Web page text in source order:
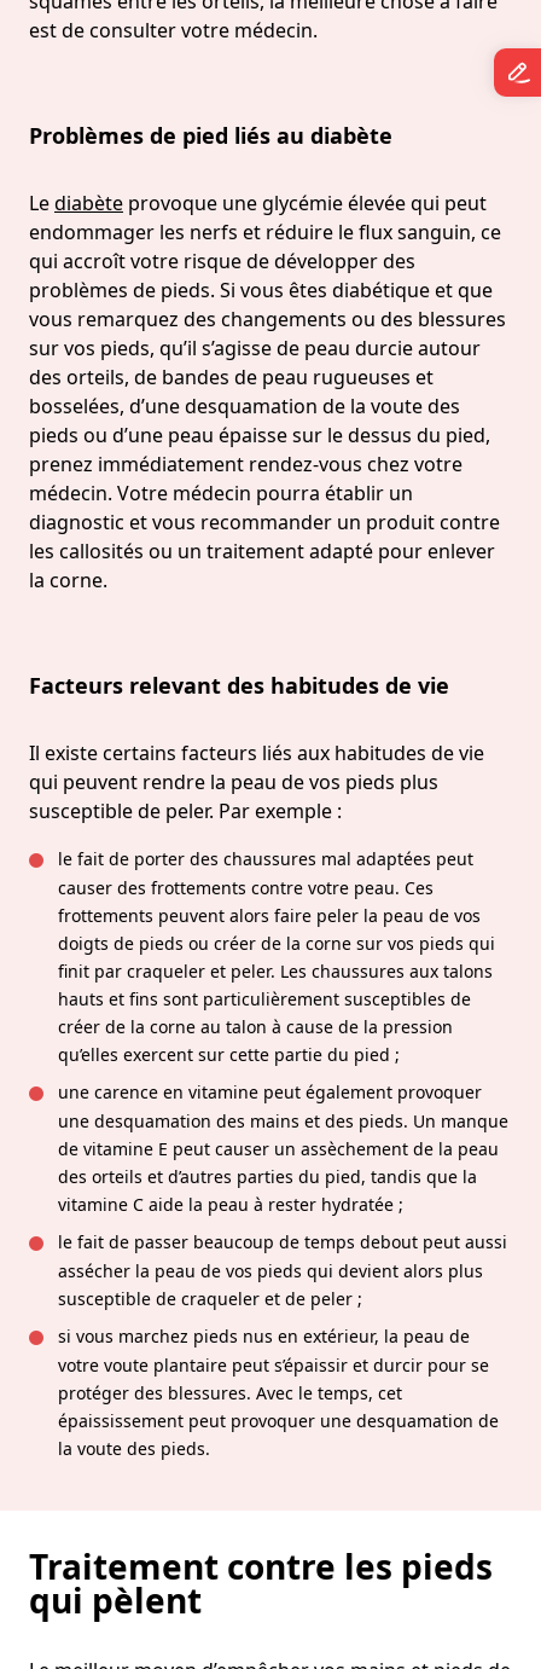
est de consulter votre médecin.
Problèmes de pied liés au diabète
Lediabète provoque une glycémie élevée qui peut
endommager les nerfs et réduire le flux sanguin, ce
qui accroît votre risque de développer des
problèmes de pieds. Si vous êtes diabétique et que
vous remarquez des changements ou des blessures
sur vos pieds, qu’il s’agisse de peau durcie autour
des orteils, de bandes de peau rugueuses et
bosselées, d’une desquamation de la voute des
pieds ou d’une peau épaisse sur le dessus du pied,
prenez immédiatement rendez-vous chez votre
médecin. Votre médecin pourra établir un
diagnostic et vous recommander un produit contre
les callosités ou un traitement adapté pour enlever
la corne.
Facteurs relevant des habitudes de vie
Il existe certains facteurs liés aux habitudes de vie
qui peuvent rendre la peau de vos pieds plus
susceptible de peler. Par exemple :
le fait de porter des chaussures mal adaptées peut
causer des frottements contre votre peau. Ces
frottements peuvent alors faire peler la peau de vos
doigts de pieds ou créer de la corne sur vos pieds qui
finit par craqueler et peler. Les chaussures aux talons
hauts et fins sont particulièrement susceptibles de
créer de la corne au talon à cause de la pression
qu’elles exercent sur cette partie du pied ;
une carence en vitamine peut également provoquer
une desquamation des mains et des pieds. Un manque
de vitamine E peut causer un assèchement de la peau
des orteils et d’autres parties du pied, tandis que la
vitamine C aide la peau à rester hydratée ;
le fait de passer beaucoup de temps debout peut aussi
assécher la peau de vos pieds qui devient alors plus
susceptible de craqueler et de peler ;
si vous marchez pieds nus en extérieur, la peau de
votre voute plantaire peut s’épaissir et durcir pour se
protéger des blessures. Avec le temps, cet
épaississement peut provoquer une desquamation de
la voute des pieds.
Traitement contre les pieds
qui pèlent